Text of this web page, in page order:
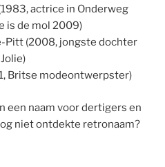
actrice in Onderweg
is de mol 2009)
Pitt (2008, jongste dochter
Britse modeontwerpster)
een naam voor dertigers en
niet ontdekte retronaam?